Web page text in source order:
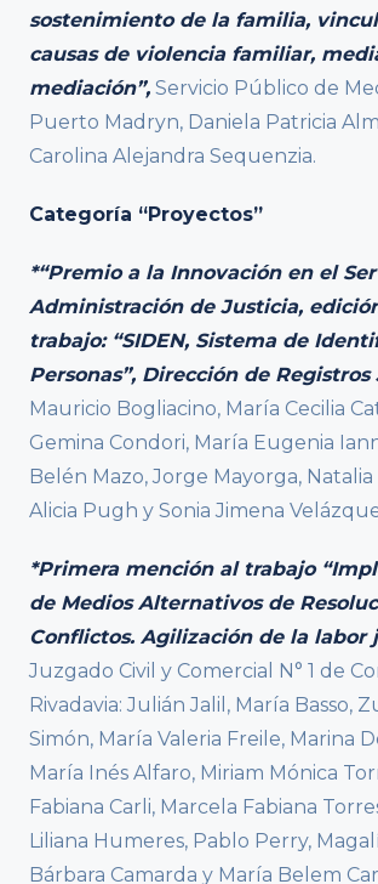
sostenimiento de la familia,
causas de violencia familiar,
mediación”, Servicio Público de
Puerto Madryn, Daniela Patricia
Carolina Alejandra Sequenzia.
Categoría “Proyectos”
*“Premio a la Innovación en el
Administración de Justicia,
trabajo: “SIDEN, Sistema de
Personas”, Dirección de Registros
Mauricio Bogliacino, María Cecilia
Gemina Condori, María Eugenia
Belén Mazo, Jorge Mayorga,
Alicia Pugh y Sonia Jimena
*Primera mención al trabajo
de Medios Alternativos de
Conflictos. Agilización de la labor
Juzgado Civil y Comercial N° 1 de
Rivadavia: Julián Jalil, María Basso,
Simón, María Valeria Freile, Marina
María Inés Alfaro, Miriam Mónica
Fabiana Carli, Marcela Fabiana
Liliana Humeres, Pablo Perry,
Bárbara Camarda y María Belem